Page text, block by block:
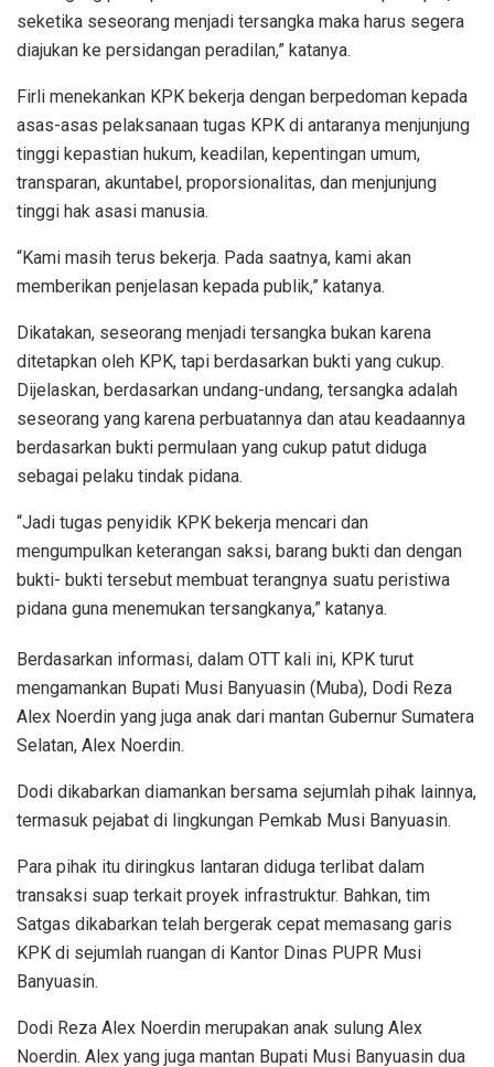
seketika seseorang menjadi tersangka maka harus segera
diajukan ke persidangan peradilan,” katanya.
Firli menekankan KPK bekerja dengan berpedoman kepada
asas-asas pelaksanaan tugas KPK di antaranya menjunjung
tinggi kepastian hukum, keadilan, kepentingan umum,
transparan, akuntabel, proporsionalitas, dan menjunjung
tinggi hak asasi manusia.
“Kami masih terus bekerja. Pada saatnya, kami akan
memberikan penjelasan kepada publik,” katanya.
Dikatakan, seseorang menjadi tersangka bukan karena
ditetapkan oleh KPK, tapi berdasarkan bukti yang cukup.
Dijelaskan, berdasarkan undang-undang, tersangka adalah
seseorang yang karena perbuatannya dan atau keadaannya
berdasarkan bukti permulaan yang cukup patut diduga
sebagai pelaku tindak pidana.
“Jadi tugas penyidik KPK bekerja mencari dan
mengumpulkan keterangan saksi, barang bukti dan dengan
bukti- bukti tersebut membuat terangnya suatu peristiwa
pidana guna menemukan tersangkanya,” katanya.
Berdasarkan informasi, dalam OTT kali ini, KPK turut
mengamankan Bupati Musi Banyuasin (Muba), Dodi Reza
Alex Noerdin yang juga anak dari mantan Gubernur Sumatera
Selatan, Alex Noerdin.
Dodi dikabarkan diamankan bersama sejumlah pihak lainnya,
termasuk pejabat di lingkungan Pemkab Musi Banyuasin.
Para pihak itu diringkus lantaran diduga terlibat dalam
transaksi suap terkait proyek infrastruktur. Bahkan, tim
Satgas dikabarkan telah bergerak cepat memasang garis
KPK di sejumlah ruangan di Kantor Dinas PUPR Musi
Banyuasin.
Dodi Reza Alex Noerdin merupakan anak sulung Alex
Noerdin. Alex yang juga mantan Bupati Musi Banyuasin dua